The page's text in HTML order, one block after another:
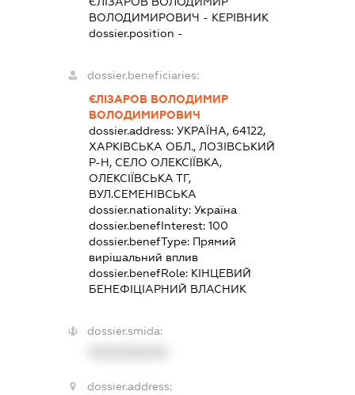
ВОЛОДИМИРОВИЧ - КЕРІВНИК
dossier.position -
dossier.beneficiaries:
ЄЛІЗАРОВ ВОЛОДИМИР
ВОЛОДИМИРОВИЧ
dossier.address:УКРАЇНА, 64122,
ХАРКІВСЬКА ОБЛ., ЛОЗІВСЬКИЙ
Р-Н, СЕЛО ОЛЕКСІЇВКА,
ОЛЕКСІЇВСЬКА ТГ,
ВУЛ.СЕМЕНІВСЬКА
dossier.nationality:Україна
dossier.benefInterest:100
dossier.benefType: Прямий
вирішальний вплив
dossier.benefRole: КІНЦЕВИЙ
БЕНЕФІЦІАРНИЙ ВЛАСНИК
dossier.smida:
dossier.address: